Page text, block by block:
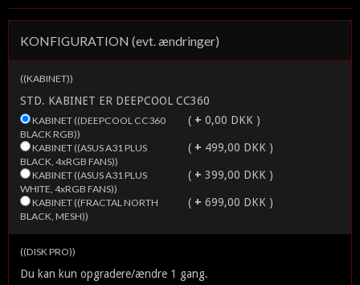
KONFIGURATION (evt. ændringer)
((KABINET))
STD. KABINET ER DEEPCOOL CC360
BLACK RGB))
( + 0,00 DKK )
BLACK, 4xRGB FANS))
( + 499,00 DKK )
WHITE, 4xRGB FANS))
( + 399,00 DKK )
BLACK, MESH))
( + 699,00 DKK )
((DISK PRO))
Du kan kun opgradere/ændre 1 gang.